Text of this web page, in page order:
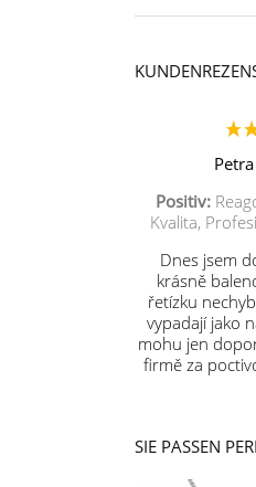
Positiv:
Kvalita,
Dnes jsem
krásně
řetízku
vypadají jako
mohu jen
firmě za
SIE PASSEN